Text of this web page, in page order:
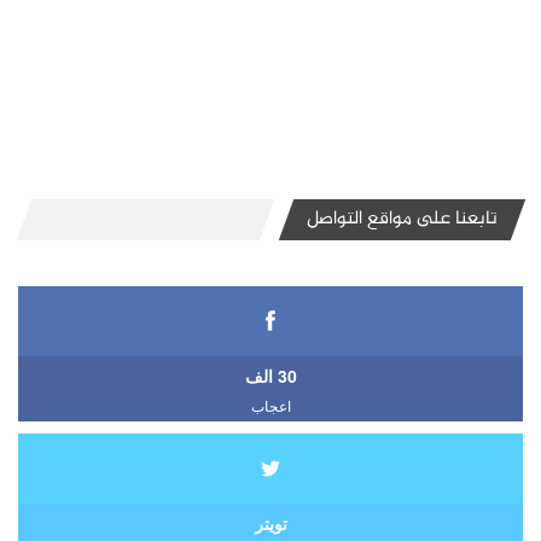
تابعنا على مواقع التواصل
30 الف
اعجاب
تويتر